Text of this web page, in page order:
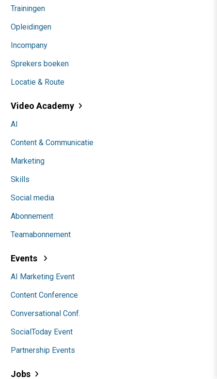
Trainingen
Opleidingen
Incompany
Sprekers boeken
Locatie & Route
Video Academy
AI
Content & Communicatie
Marketing
Skills
Social media
Abonnement
Teamabonnement
Events
AI Marketing Event
Content Conference
Conversational Conf.
SocialToday Event
Partnership Events
Jobs